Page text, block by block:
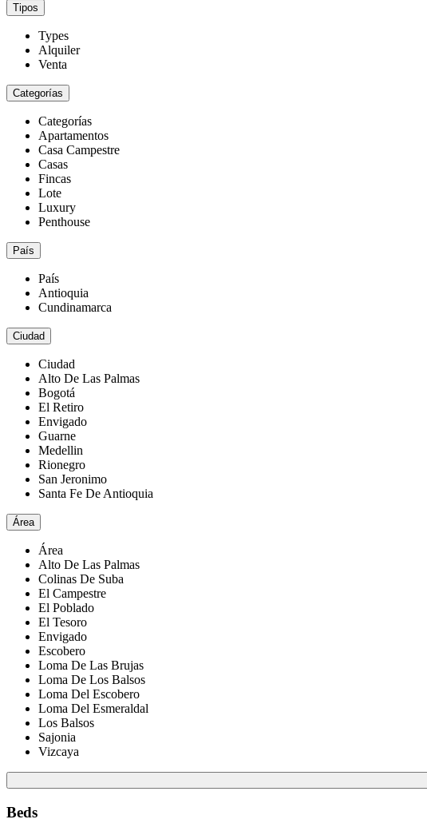
Tipos
Types
Alquiler
Venta
Categorías
Categorías
Apartamentos
Casa Campestre
Casas
Fincas
Lote
Luxury
Penthouse
País
País
Antioquia
Cundinamarca
Ciudad
Ciudad
Alto De Las Palmas
Bogotá
El Retiro
Envigado
Guarne
Medellin
Rionegro
San Jeronimo
Santa Fe De Antioquia
Área
Área
Alto De Las Palmas
Colinas De Suba
El Campestre
El Poblado
El Tesoro
Envigado
Escobero
Loma De Las Brujas
Loma De Los Balsos
Loma Del Escobero
Loma Del Esmeraldal
Los Balsos
Sajonia
Vizcaya
Beds